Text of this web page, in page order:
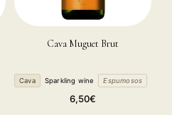
Cava Muguet Brut
Cava Sparkling wine Espumosos
Regular
6,50€